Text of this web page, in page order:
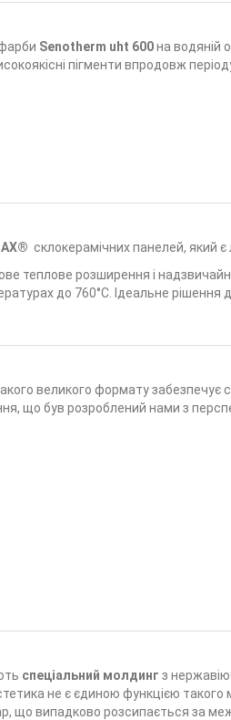
Senotherm uht 600на водяній
пігменти впродовж
склокерамічних панелей, який є
теплове розширення і
до 760°C. Ідеальне рішення
великого формату
що був розроблений нами з
спеціальний молдинг з
не є єдиною функцією
що випадково розсипається за